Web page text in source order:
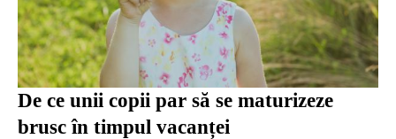
De ce unii copii par să se maturizeze
brusc în timpul vacanței